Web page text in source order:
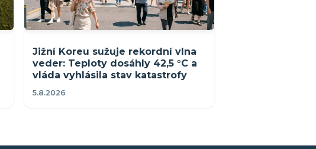
Jižní Koreu sužuje rekordní vlna
veder: Teploty dosáhly 42,5 °C a
vláda vyhlásila stav katastrofy
5.8.2026